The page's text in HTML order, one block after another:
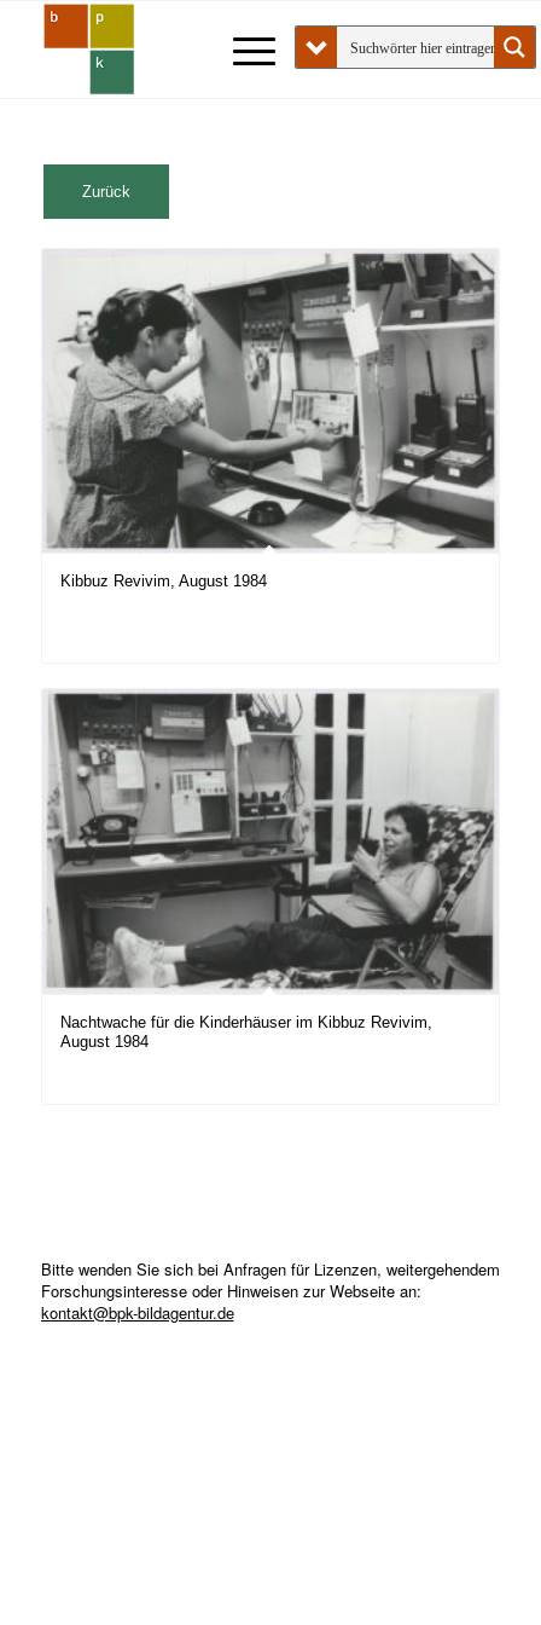
Kibbuz Revivim, August 1984
Nachtwache für die Kinderhäuser im Kibbuz Revivim,
August 1984
Bitte wenden Sie sich bei Anfragen für Lizenzen, weitergehendem
Forschungsinteresse oder Hinweisen zur Webseite an:
kontakt@bpk-bildagentur.de